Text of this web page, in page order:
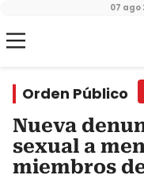
07 ago
Orden Público
Nueva
sexual a
miembros